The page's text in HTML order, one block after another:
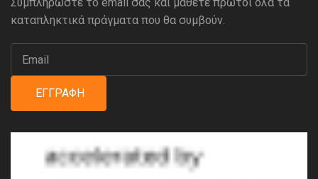
καταπληκτικά πράγματα που θα συμβούν.
ΕΓΓΡΑΦΉ